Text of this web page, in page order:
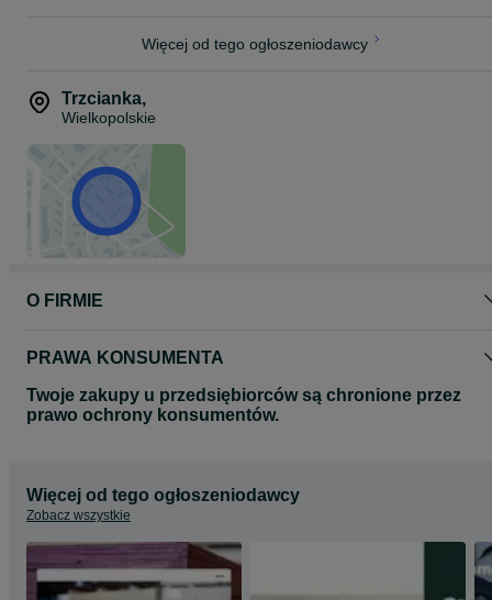
Więcej od tego ogłoszeniodawcy
Trzcianka,
Wielkopolskie
O FIRMIE
PRAWA KONSUMENTA
Twoje zakupy u przedsiębiorców są chronione przez
prawo ochrony konsumentów.
Więcej od tego ogłoszeniodawcy
Zobacz wszystkie